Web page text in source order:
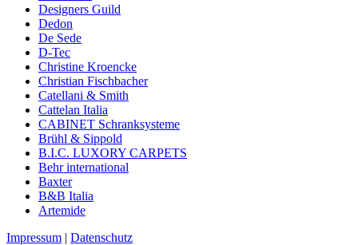
Designers Guild
Dedon
De Sede
D-Tec
Christine Kroencke
Christian Fischbacher
Catellani & Smith
Cattelan Italia
CABINET Schranksysteme
Brühl & Sippold
B.I.C. LUXORY CARPETS
Behr international
Baxter
B&B Italia
Artemide
Impressum | Datenschutz